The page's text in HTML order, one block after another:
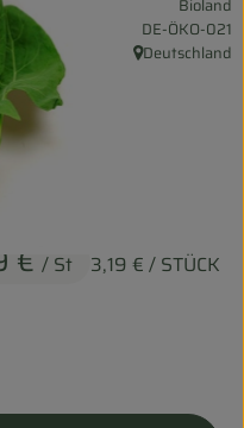
€ / St 3,19 € / STÜCK
Bioland
, Kontrollstelle:
DE-ÖKO-021
, Herkunft:
Deutschland